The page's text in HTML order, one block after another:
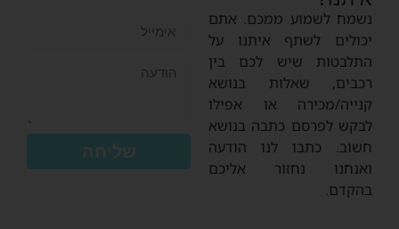
נשמח לשמוע ממכם. אתם
יכולים לשתף איתנו על
התלבטות שיש לכם בין
רכבים, שאלות בנושא
קנייה/מכירה או אפילו
לבקש לפרסם כתבה בנושא
חשוב. כתבו לנו הודעה
ואנחנו נחזור אליכם
בהקדם.
שליחה